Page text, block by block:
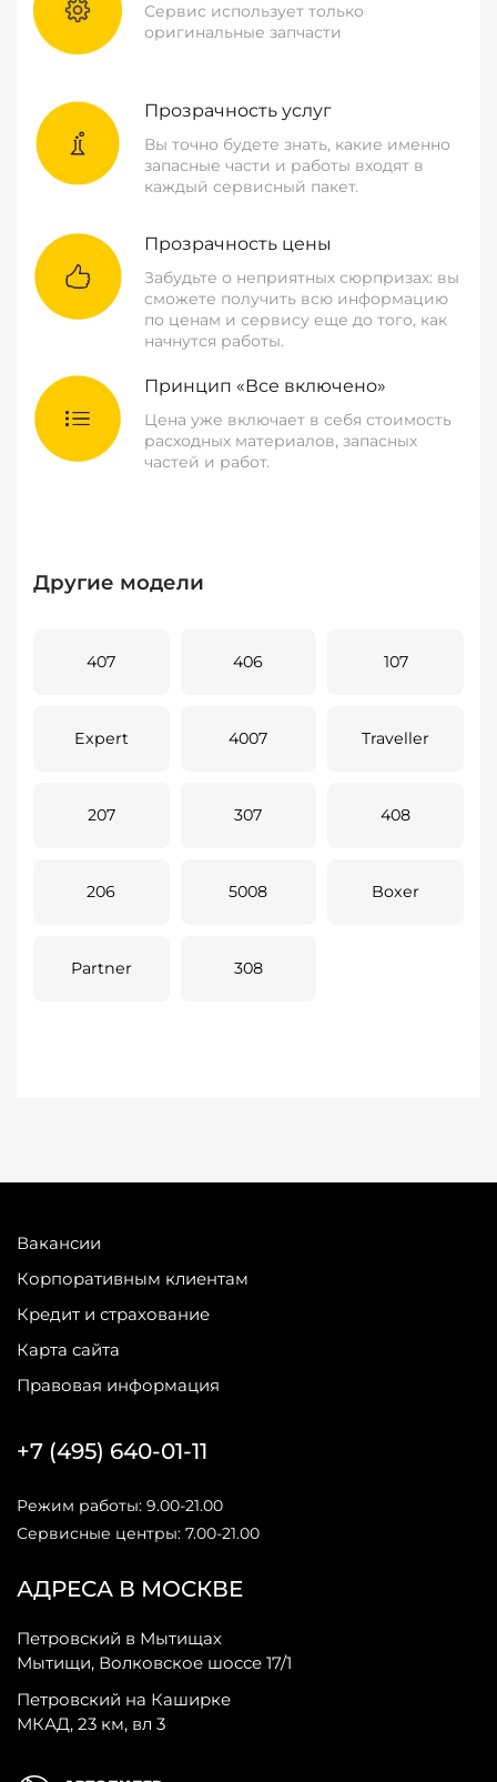
Сервис использует только
оригинальные запчасти
Прозрачность услуг
Вы точно будете знать, какие именно
запасные части и работы входят в
каждый сервисный пакет.
Прозрачность цены
Забудьте о неприятных сюрпризах: вы
сможете получить всю информацию
по ценам и сервису еще до того, как
начнутся работы.
Принцип «Все включено»
Цена уже включает в себя стоимость
расходных материалов, запасных
частей и работ.
Другие модели
407 406 107
Expert 4007 Traveller
207 307 408
206 5008 Boxer
Partner 308
Вакансии
Корпоративным клиентам
Кредит и страхование
Карта сайта
Правовая информация
АДРЕСА В МОСКВЕ
Петровский в Мытищах
Мытищи, Волковское шоссе 17/1
Петровский на Каширке
МКАД, 23 км, вл 3
+7 (495) 640-01-11
Режим работы: 9.00-21.00
Сервисные центры: 7.00-21.00